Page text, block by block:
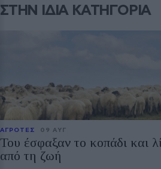
ΣΤΗΝ ΙΔΙΑ ΚΑΤΗΓΟΡΙΑ
ΑΓΡΟΤΕΣ 09 ΑΥΓ
Του έσφαξαν το κοπάδι και
από τη ζωή